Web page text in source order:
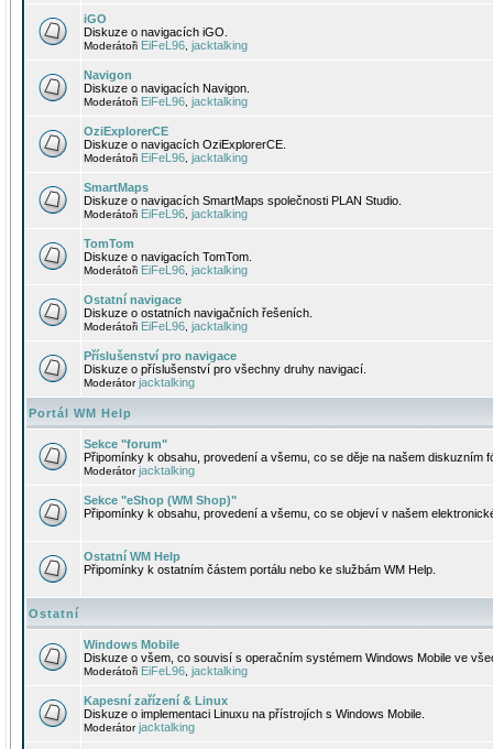
iGO
Diskuze o navigacích iGO.
Moderátoři EiFeL96 jacktalking
Navigon
Diskuze o navigacích Navigon.
Moderátoři EiFeL96 jacktalking
OziExplorerCE
Diskuze o navigacích OziExplorerCE.
Moderátoři EiFeL96 jacktalking
SmartMaps
Diskuze o navigacích SmartMaps společnosti PLAN Studio.
Moderátoři EiFeL96 jacktalking
TomTom
Diskuze o navigacích TomTom.
Moderátoři EiFeL96 jacktalking
Ostatní navigace
Diskuze o ostatních navigačních řešeních.
Moderátoři EiFeL96 jacktalking
Příslušenství pro navigace
Diskuze o příslušenství pro všechny druhy navigací.
Moderátorjacktalking
Portál WM Help
Sekce "forum"
Připomínky k obsahu, provedení a všemu, co se děje na našem diskuzním
Moderátorjacktalking
Sekce "eShop (WM Shop)"
Připomínky k obsahu, provedení a všemu, co se objeví v našem
Ostatní WM Help
Připomínky k ostatním částem portálu nebo ke službám WM Help.
Ostatní
Windows Mobile
Diskuze o všem, co souvisí s operačním systémem Windows Mobile ve
Moderátoři EiFeL96 jacktalking
Kapesní zařízení & Linux
Diskuze o implementaci Linuxu na přístrojích s Windows Mobile.
Moderátorjacktalking